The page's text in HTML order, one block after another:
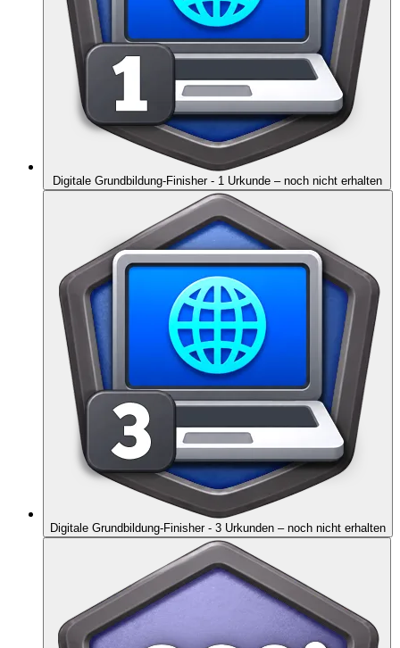
Digitale Grundbildung-Finisher - 1 Urkunde – noch nicht erhalten
Digitale Grundbildung-Finisher - 3 Urkunden – noch nicht erhalten